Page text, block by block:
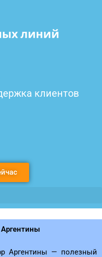
клиентов
Аргентины — полезный